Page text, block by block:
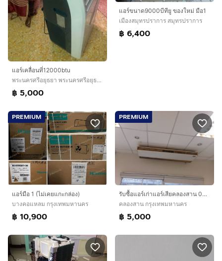
แอร์เคลื่อนที่12000btu
พระนครศรีอยุธยา พระนครศรีอยุธยา
฿ 5,000
แอร์ขนาด9000บีทียู ของใหม่ มือ1
เมืองสมุทรปราการ สมุทรปราการ
฿ 6,400
PREMIUM
แอร์มือ 1 (ไม่เคยแกะกล่อง)
บางคอแหลม กรุงเทพมหานคร
฿ 10,900
PREMIUM
รับซื้อแอร์เก่าแอร์เสียคลองสาน 061-320-7064 พระนคร สัมพันธวงศ์ บางรัก สาทร บางคอแหลม ธนบุรีและพื้นที่ใกล้เคียงให้ราคาสูง
คลองสาน กรุงเทพมหานคร
฿ 5,000